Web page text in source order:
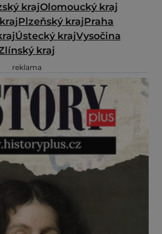
krajOlomoucký kraj
Plzeňský krajPraha
Ústecký krajVysočina
kraj
reklama